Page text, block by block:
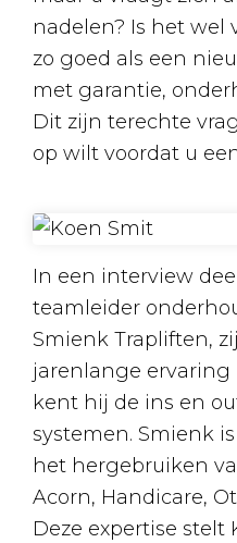
nadelen? Is het
zo goed als een
met garantie,
Dit zijn terechte
op wilt voordat u
In een interview
teamleider
Smienk Trapliften,
jarenlange
kent hij de ins en
systemen. Smienk
het hergebruiken
Acorn, Handicare,
Deze expertise stelt